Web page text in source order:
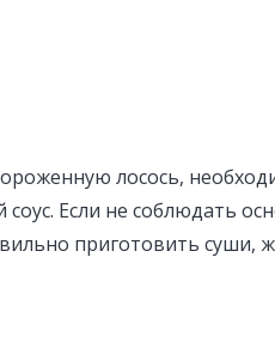
лосось,
Если не соблюдать
приготовить суши,